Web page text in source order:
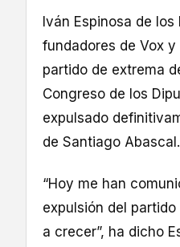
Iván Espinosa de
fundadores de Vox y
partido de extrema
Congreso de los
expulsado
de Santiago Abascal.
“Hoy me han
expulsión del
a crecer”, ha dicho